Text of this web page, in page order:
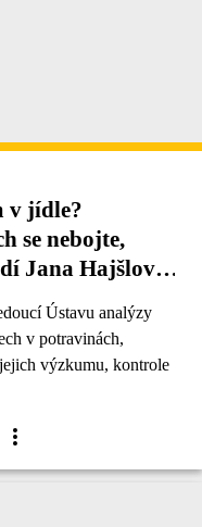
v jídle?
se nebojte,
Jana Hajšlová
Ústavu analýzy
v potravinách,
výzkumu, kontrole